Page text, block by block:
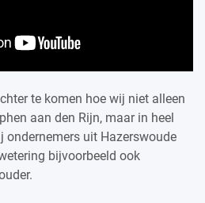
te komen hoe wij niet alleen
aan den Rijn, maar in heel
ondernemers uit Hazerswoude
bijvoorbeeld ook